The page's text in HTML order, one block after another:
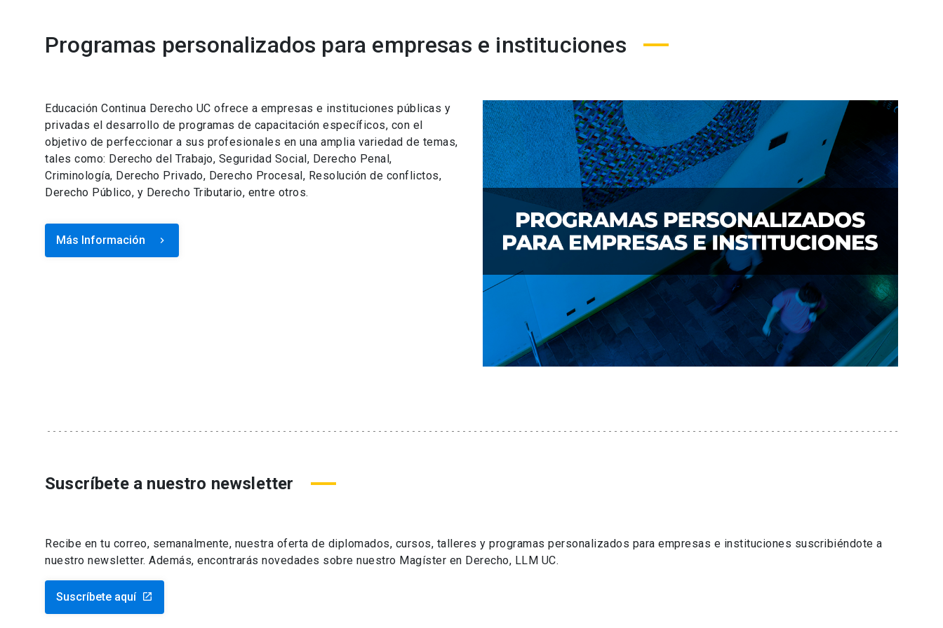
Programas personalizados para empresas e instituciones
Educación Continua Derecho UC ofrece a empresas e instituciones públicas y
privadas el desarrollo de programas de capacitación específicos, con el
objetivo de perfeccionar a sus profesionales en una amplia variedad de temas,
tales como: Derecho del Trabajo, Seguridad Social, Derecho Penal,
Criminología, Derecho Privado, Derecho Procesal, Resolución de conflictos,
Derecho Público, y Derecho Tributario, entre otros.
Más Información keyboard_arrow_right
Suscríbete a nuestro newsletter
Recibe en tu correo, semanalmente, nuestra oferta de diplomados, cursos, talleres y programas personalizados para empresas e instituciones suscribiéndote a
nuestro newsletter. Además, encontrarás novedades sobre nuestro Magíster en Derecho, LLM UC.
Suscríbete aquí launch